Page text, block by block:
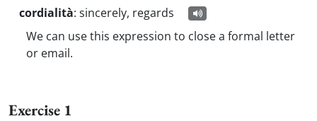
cordialità: sincerely, regards
We can use this expression to close a formal letter
or email.
Exercise 1